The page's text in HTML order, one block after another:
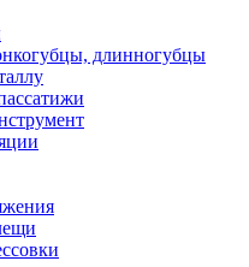
длинногубцы